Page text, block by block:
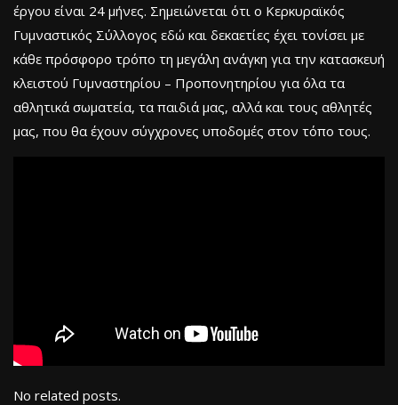
έργου είναι 24 μήνες. Σημειώνεται ότι ο Κερκυραϊκός
Γυμναστικός Σύλλογος εδώ και δεκαετίες έχει τονίσει με
κάθε πρόσφορο τρόπο τη μεγάλη ανάγκη για την κατασκευή
κλειστού Γυμναστηρίου – Προπονητηρίου για όλα τα
αθλητικά σωματεία, τα παιδιά μας, αλλά και τους αθλητές
μας, που θα έχουν σύγχρονες υποδομές στον τόπο τους.
No related posts.